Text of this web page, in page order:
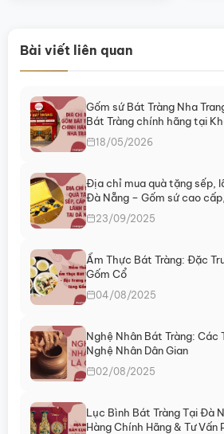
Các
tùy
chọn
sản
Bài viết liên quan
Gốm sứ Bát Tràng Nha
Bát Tràng chính hãng tại
18/05/2026
Địa chỉ mua quà tặng sếp,
Đà Nẵng – Gốm sứ cao
ngay
23/09/2025
Ẩm Thực Bát Tràng: Đặc
Gốm Cổ
04/08/2025
Nghệ Nhân Bát Tràng: Các
Nghệ Nhân Dân Gian
02/08/2025
Lục Bình Bát Tràng Tại Đà
Hàng Chính Hãng & Tư Vấn